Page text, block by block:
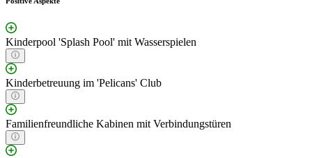
Kinderpool 'Splash Pool' mit Wasserspielen
Kinderbetreuung im 'Pelicans' Club
Familienfreundliche Kabinen mit Verbindungstüren